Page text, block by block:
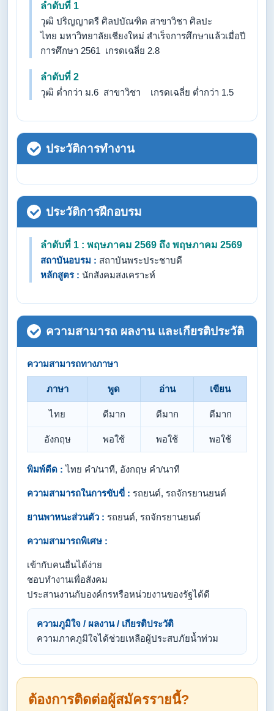
ลำดับที่ 1
วุฒิ ปริญญาตรี ศิลปบัณฑิต สาขาวิชา ศิลปะ
ไทย มหาวิทยาลัยเชียงใหม่ สำเร็จการศึกษาแล้วเมื่อปี
การศึกษา 2561 เกรดเฉลี่ย 2.8
ลำดับที่ 2
วุฒิ ต่ำกว่า ม.6 สาขาวิชา เกรดเฉลี่ย ต่ำกว่า 1.5
ประวัติการทำงาน
ประวัติการฝึกอบรม
ลำดับที่ 1 : พฤษภาคม 2569 ถึง พฤษภาคม 2569
สถาบันอบรม : สถาบันพระประชาบดี
หลักสูตร : นักสังคมสงเคราะห์
ความสามารถ ผลงาน และเกียรติประวัติ
ความสามารถทางภาษา
ภาษา พูด อ่าน เขียน
ไทย ดีมาก ดีมาก ดีมาก
อังกฤษ พอใช้ พอใช้ พอใช้
พิมพ์ดีด : ไทย คำ/นาที, อังกฤษ คำ/นาที
ความสามารถในการขับขี่ : รถยนต์, รถจักรยานยนต์
ยานพาหนะส่วนตัว : รถยนต์, รถจักรยานยนต์
ความสามารถพิเศษ :
เข้ากับคนอื่นได้ง่าย
ชอบทำงานเพื่อสังคม
ประสานงานกับองค์กรหรือหน่วยงานของรัฐได้ดี
ความภูมิใจ / ผลงาน / เกียรติประวัติ
ความภาคภูมิใจได้ช่วยเหลือผู้ประสบภัยน้ำท่วม
ต้องการติดต่อผู้สมัครรายนี้?